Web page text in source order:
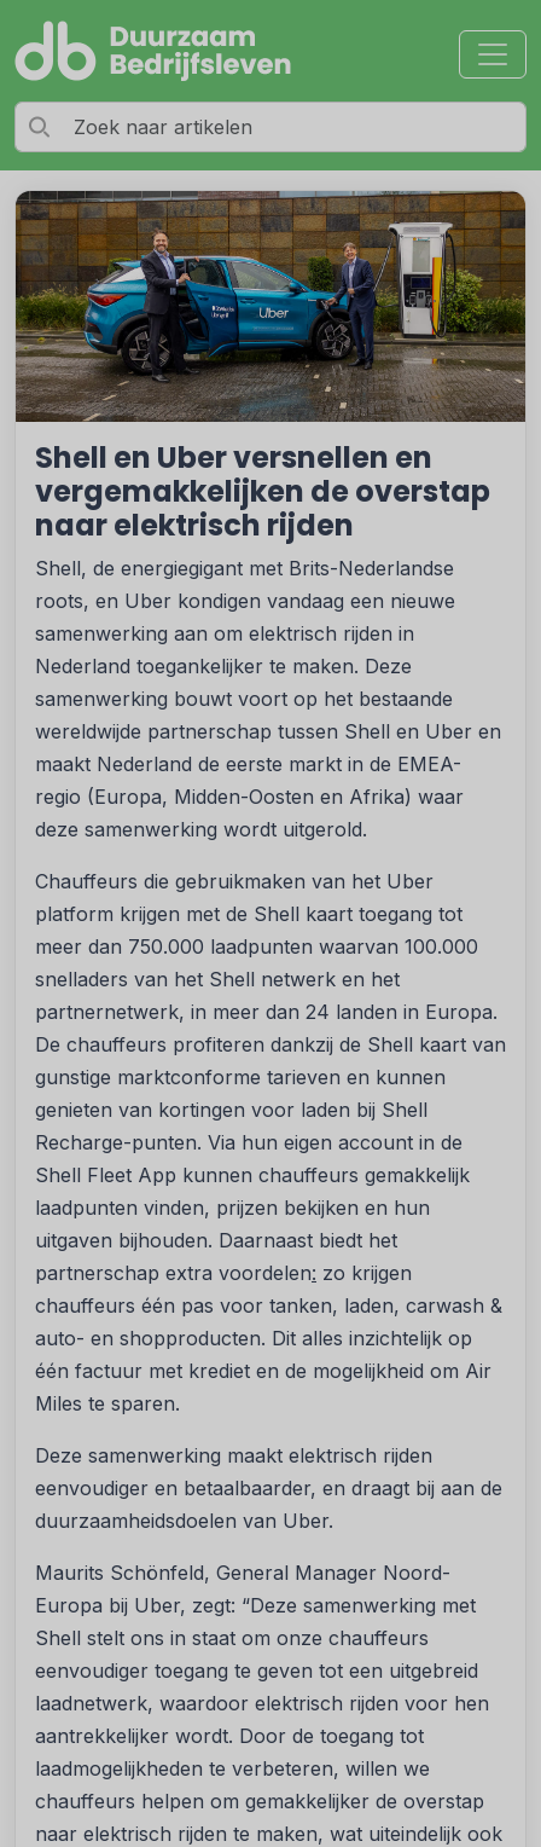
Shell en Uber versnellen en
vergemakkelijken de overstap
naar elektrisch rijden
Shell, de energiegigant met Brits-Nederlandse
roots, en Uber kondigen vandaag een nieuwe
samenwerking aan om elektrisch rijden in
Nederland toegankelijker te maken. Deze
samenwerking bouwt voort op het bestaande
wereldwijde partnerschap tussen Shell en Uber en
maakt Nederland de eerste markt in de EMEA-
regio (Europa, Midden-Oosten en Afrika) waar
deze samenwerking wordt uitgerold.
Chauffeurs die gebruikmaken van het Uber
platform krijgen met de Shell kaart toegang tot
meer dan 750.000 laadpunten waarvan 100.000
snelladers van het Shell netwerk en het
partnernetwerk, in meer dan 24 landen in Europa.
De chauffeurs profiteren dankzij de Shell kaart van
gunstige marktconforme tarieven en kunnen
genieten van kortingen voor laden bij Shell
Recharge-punten. Via hun eigen account in de
Shell Fleet App kunnen chauffeurs gemakkelijk
laadpunten vinden, prijzen bekijken en hun
uitgaven bijhouden. Daarnaast biedt het
partnerschap extra voordelen: zo krijgen
chauffeurs één pas voor tanken, laden, carwash &
auto- en shopproducten. Dit alles inzichtelijk op
één factuur met krediet en de mogelijkheid om Air
Miles te sparen.
Deze samenwerking maakt elektrisch rijden
eenvoudiger en betaalbaarder, en draagt bij aan de
duurzaamheidsdoelen van Uber.
Maurits Schönfeld, General Manager Noord-
Europa bij Uber, zegt: “Deze samenwerking met
Shell stelt ons in staat om onze chauffeurs
eenvoudiger toegang te geven tot een uitgebreid
laadnetwerk, waardoor elektrisch rijden voor hen
aantrekkelijker wordt. Door de toegang tot
laadmogelijkheden te verbeteren, willen we
chauffeurs helpen om gemakkelijker de overstap
naar elektrisch rijden te maken, wat uiteindelijk ook